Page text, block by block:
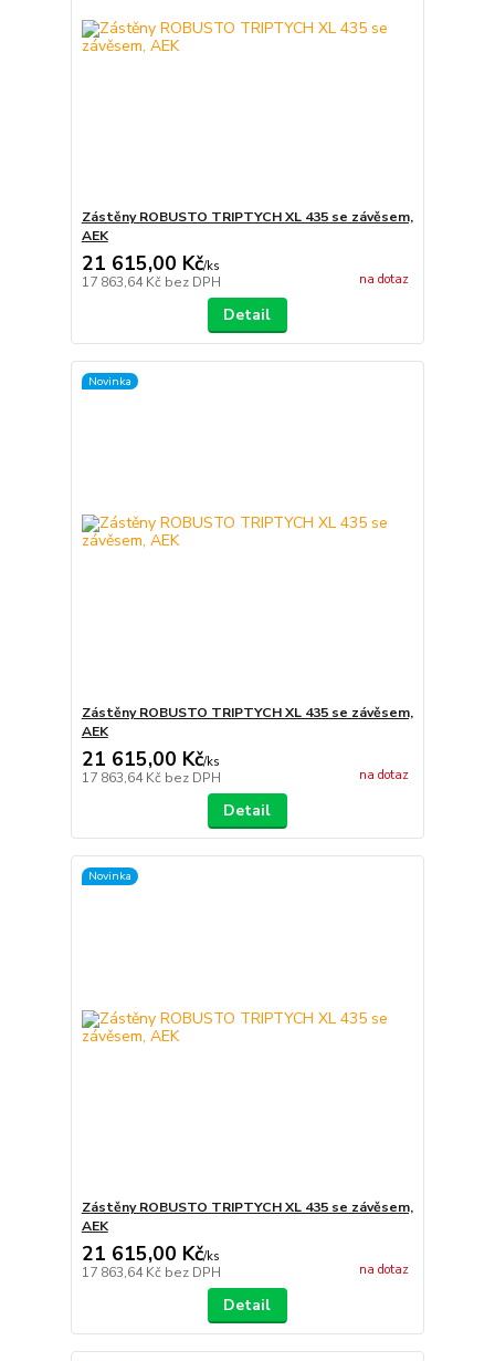
Zástěny ROBUSTO TRIPTYCH XL 435 se závěsem,
AEK
21 615,00 Kč/ks
17 863,64 Kč bez DPH na dotaz
Detail
Novinka
Zástěny ROBUSTO TRIPTYCH XL 435 se závěsem,
AEK
21 615,00 Kč/ks
17 863,64 Kč bez DPH na dotaz
Detail
Novinka
Zástěny ROBUSTO TRIPTYCH XL 435 se závěsem,
AEK
21 615,00 Kč/ks
17 863,64 Kč bez DPH na dotaz
Detail